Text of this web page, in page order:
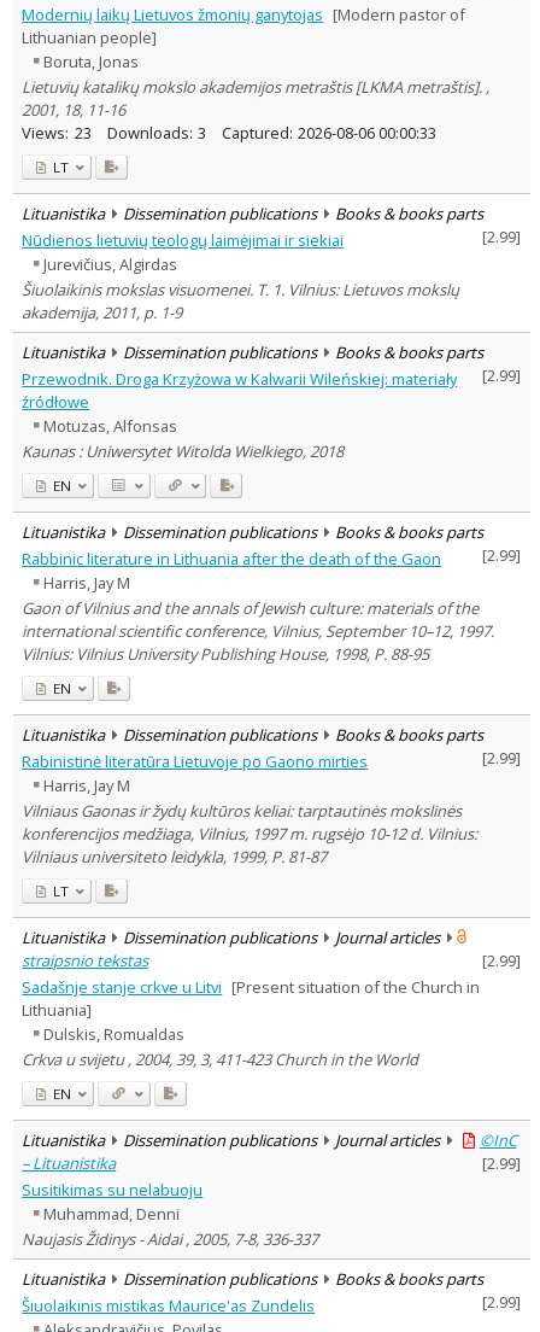
Modernių laikų Lietuvos žmonių ganytojas [Modern pastor of
Lithuanian people]
Boruta, Jonas
Lietuvių katalikų mokslo akademijos metraštis [LKMA metraštis]. ,
2001, 18, 11-16
Views: 23 Downloads: 3 Captured: 2026-08-06 00:00:33
LT
Lituanistika Dissemination publications
Books & books parts
[2.99]
Nūdienos lietuvių teologų laimėjimai ir siekiai
Jurevičius, Algirdas
Šiuolaikinis mokslas visuomenei. T. 1. Vilnius: Lietuvos mokslų
akademija, 2011, p. 1-9
Lituanistika
Dissemination publications
Books & books parts
[2.99]
Przewodnik. Droga Krzyżowa w Kalwarii Wileńskiej: materiały
źródłowe
Motuzas, Alfonsas
Kaunas : Uniwersytet Witolda Wielkiego, 2018
EN
Lituanistika Dissemination publications
Books & books parts
[2.99]
Rabbinic literature in Lithuania after the death of the Gaon
Harris, Jay M
Gaon of Vilnius and the annals of Jewish culture: materials of the
international scientific conference, Vilnius, September 10–12, 1997.
Vilnius: Vilnius University Publishing House, 1998, P. 88-95
EN
Lituanistika Dissemination publications
Books & books parts
[2.99]
Rabinistinė literatūra Lietuvoje po Gaono mirties
Harris, Jay M
Vilniaus Gaonas ir žydų kultūros keliai: tarptautinės mokslinės
konferencijos medžiaga, Vilnius, 1997 m. rugsėjo 10-12 d. Vilnius:
Vilniaus universiteto leidykla, 1999, P. 81-87
LT
Lituanistika Dissemination publications
Journal articles
straipsnio tekstas
[2.99]
Sadašnje stanje crkve u Litvi [Present situation of the Church in
Lithuania]
Dulskis, Romualdas
Crkva u svijetu , 2004, 39, 3, 411-423 Church in the World
EN
Lituanistika Dissemination publications Journal articles
©InC
– Lituanistika
[2.99]
Susitikimas su nelabuoju
Muhammad, Denni
Naujasis Židinys - Aidai , 2005, 7-8, 336-337
Lituanistika
Dissemination publications
Books & books parts
[2.99]
Šiuolaikinis mistikas Maurice'as Zundelis